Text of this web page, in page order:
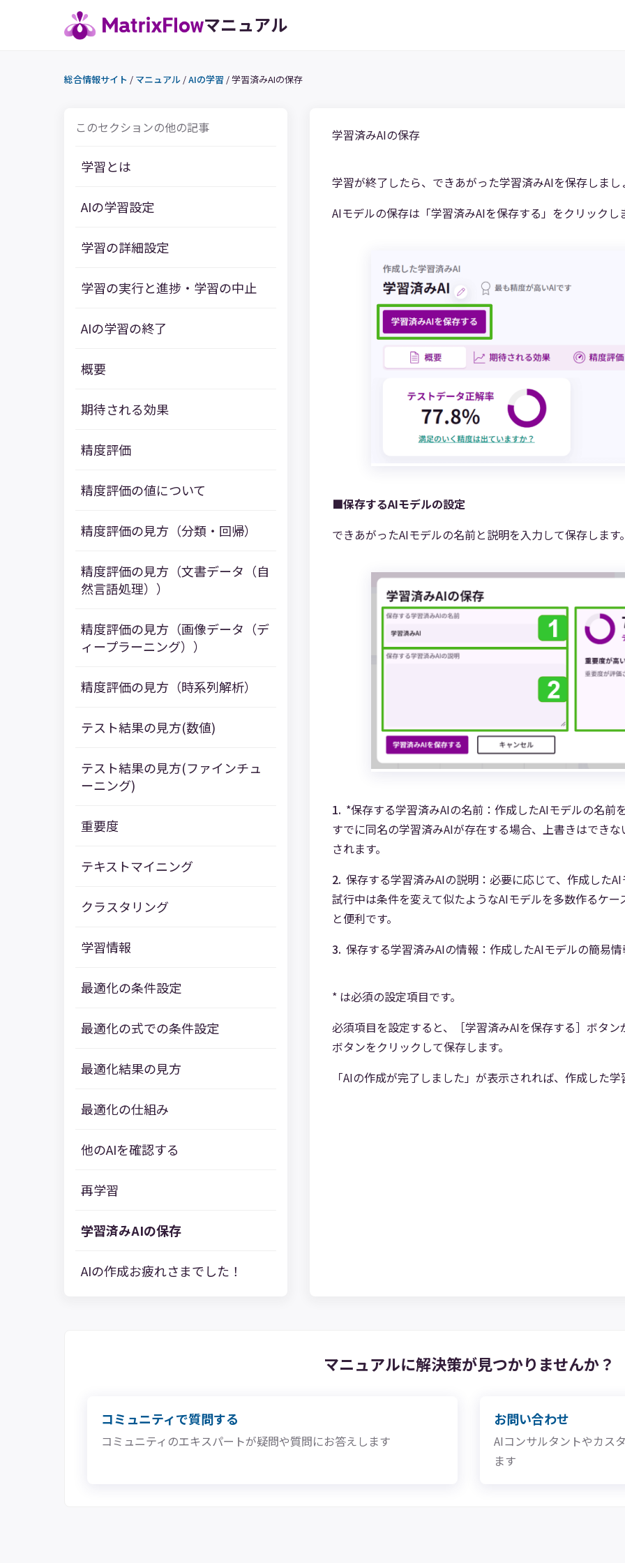
マニュアル
総合情報サイト / マニュアル /AIの学習 /学習済みAIの保存
このセクションの他の記事
学習とは
AIの学習設定
学習の詳細設定
学習の実行と進捗・学習の中止
AIの学習の終了
概要
期待される効果
精度評価
精度評価の値について
精度評価の見方（分類・回帰）
精度評価の見方（文書データ（自
然言語処理））
精度評価の見方（画像データ（デ
ィープラーニング））
精度評価の見方（時系列解析）
テスト結果の見方(数値)
テスト結果の見方(ファインチュ
ーニング)
重要度
テキストマイニング
クラスタリング
学習情報
最適化の条件設定
最適化の式での条件設定
最適化結果の見方
最適化の仕組み
他のAIを確認する
再学習
学習済みAIの保存
AIの作成お疲れさまでした！
学習済みAIの保存
学習が終了したら、できあがった学習済みAIを保存しまし
AIモデルの保存は「学習済みAIを保存する」をクリックし
■保存するAIモデルの設定
できあがったAIモデルの名前と説明を入力して保存します
*保存する学習済みAIの名前：作成したAIモデルの名前
すでに同名の学習済みAIが存在する場合、上書きはでき
されます。
保存する学習済みAIの説明：必要に応じて、作成した
試行中は条件を変えて似たようなAIモデルを多数作るケ
と便利です。
保存する学習済みAIの情報：作成したAIモデルの簡易情
* は必須の設定項目です。
必須項目を設定すると、［学習済みAIを保存する］ボタン
ボタンをクリックして保存します。
「AIの作成が完了しました」が表示されれば、作成した
マニュアルに解決策が見つかりませんか？
コミュニティで質問する
コミュニティのエキスパートが疑問や質問にお答えします
お問い合わせ
AIコンサルタントやカス
ます